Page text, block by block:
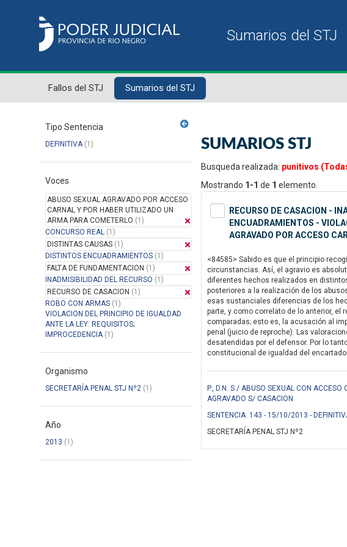
Fallos del STJ Sumarios del STJ
Tipo Sentencia
DEFINITIVA(1)
Voces
ABUSO SEXUAL AGRAVADO POR ACCESO
CARNAL Y POR HABER UTILIZADO UN
ARMA PARA COMETERLO (1)
CONCURSO REAL (1)
DISTINTAS CAUSAS (1)
DISTINTOS ENCUADRAMIENTOS (1)
FALTA DE FUNDAMENTACION (1)
INADMISIBILIDAD DEL RECURSO (1)
RECURSO DE CASACION (1)
ROBO CON ARMAS (1)
VIOLACION DEL PRINCIPIO DE IGUALDAD
ANTE LA LEY: REQUISITOS;
IMPROCEDENCIA(1)
Organismo
SECRETARÍA PENAL STJ Nº2 (1)
Año
2013 (1)
SUMARIOS STJ
Busqueda realizada: punitivos
Mostrando 1-1 de 1 elemento.
RECURSO DE CASACION -
ENCUADRAMIENTOS -
AGRAVADO POR ACCESO
<84585> Sabido es que el principio
circunstancias. Así, el agravio es
diferentes hechos realizados en
posteriores a la realización de los
esas sustanciales diferencias de los
parte, y como correlato de lo anterior, el
comparadas; esto es, la acusación al
penal (juicio de reproche). Las
desatendidas por el defensor. Por lo
constitucional de igualdad del
P., D.N. S / ABUSO SEXUAL CON
AGRAVADO S/ CASACION
SENTENCIA: 143 - 15/10/2013 -
SECRETARÍA PENAL STJ Nº2